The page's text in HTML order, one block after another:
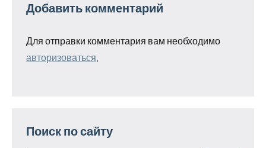
Добавить комментарий
Для отправки комментария вам необходимо
авторизоваться
Поиск по сайту